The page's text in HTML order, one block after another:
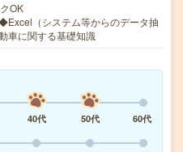
OK
（システム等からのデータ抽
車に関する基礎知識
40代 50代
60代